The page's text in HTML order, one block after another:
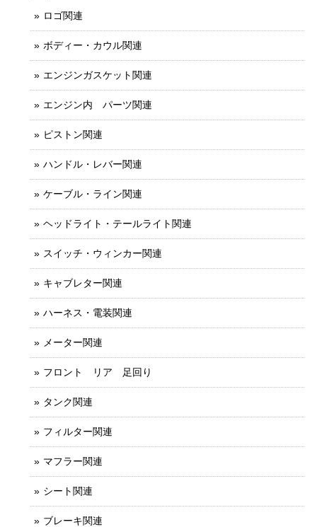
ロゴ関連
ボディー・カウル関連
エンジンガスケット関連
エンジン内 パーツ関連
ピストン関連
ハンドル・レバー関連
ケーブル・ライン関連
ヘッドライト・テールライト関連
スイッチ・ウィンカー関連
キャブレター関連
ハーネス・電装関連
メーター関連
フロント リア 足回り
タンク関連
フィルター関連
マフラー関連
シート関連
ブレーキ関連